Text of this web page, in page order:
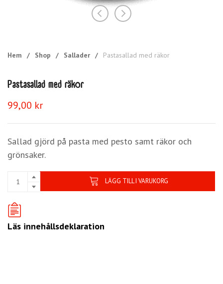
Hem / Shop / Sallader / Pastasallad med räkor
Pastasallad med räkor
99,00 kr
Sallad gjörd på pasta med pesto samt räkor och
grönsaker.
LÄGG TILL I VARUKORG
Läs innehållsdeklaration